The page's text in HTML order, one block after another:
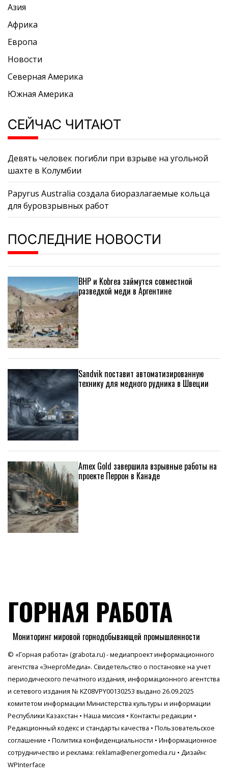
Азия
Африка
Европа
Новости
Северная Америка
Южная Америка
СЕЙЧАС ЧИТАЮТ
Девять человек погибли при взрыве на угольной
шахте в Колумбии
Papyrus Australia создала биоразлагаемые кольца
для буровзрывных работ
ПОСЛЕДНИЕ НОВОСТИ
BHP и Kobrea займутся совместной
разведкой меди в Аргентине
Sandvik поставит автоматизированную
технику для медного рудника в Швеции
Amex Gold завершила взрывные работы на
проекте Перрон в Канаде
ГОРНАЯ РАБОТА
Мониторинг мировой горнодобывающей промышленности
© «Горная работа» (grabota.ru) - медиапроект информационного
агентства «ЭнергоМедиа». Свидетельство о постановке на учет
периодического печатного издания, информационного агентства
и сетевого издания № KZ08VPY00130253 выдано 26.09.2025
комитетом информации Министерства культуры и информации
Республики Казахстан • Наша миссия • Контакты редакции •
Редакционный кодекс и стандарты качества • Пользовательское
соглашение • Политика конфиденциальности • Информационное
сотрудничество и реклама: reklama@energomedia.ru • Дизайн:
WPInterface